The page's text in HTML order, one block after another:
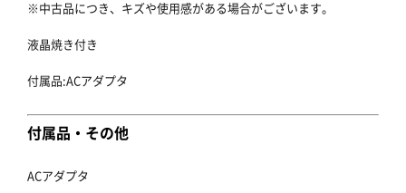
※中古品につき、キズや使用感がある場合がございます。
液晶焼き付き
付属品:ACアダプタ
付属品・その他
ACアダプタ